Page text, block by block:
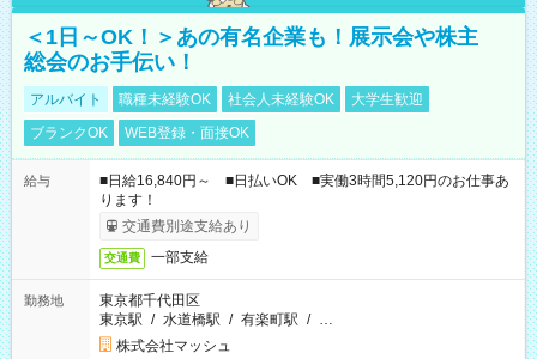
＜1日～OK！＞あの有名企業も！展示会や株主
総会のお手伝い！
アルバイト 職種未経験OK 社会人未経験OK
大学生歓迎
ブランクOK
WEB登録・面接OK
給与
■日給16,840円～ ■日払いOK ■実働3時間5,120円のお仕事あ
ります！
交通費別途支給あり
交通費 一部支給
勤務地
東京都千代田区
東京駅 / 水道橋駅 / 有楽町駅 / …
株式会社マッシュ